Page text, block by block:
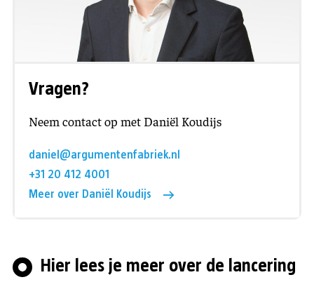
Vragen?
Neem contact op met Daniël Koudijs
daniel@argumentenfabriek.nl
+31 20 412 4001
Meer over Daniël Koudijs
Hier lees je meer over de lancering